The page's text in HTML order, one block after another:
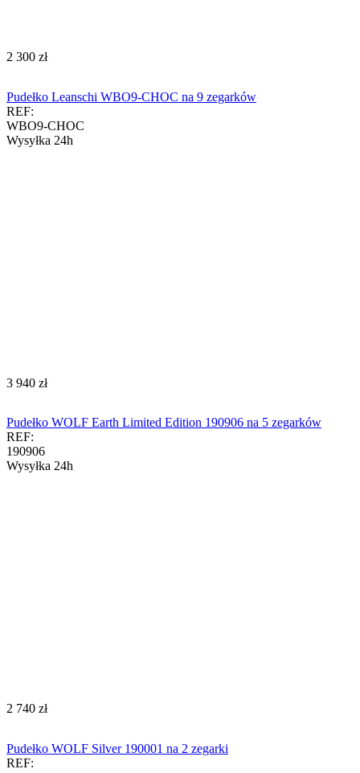
‍2 300‍ zł
Pudełko Leanschi WBO9-CHOC na 9 zegarków
REF:
WBO9-CHOC
Wysyłka 24h
‍3 940‍ zł
Pudełko WOLF Earth Limited Edition 190906 na 5 zegarków
REF:
190906
Wysyłka 24h
‍2 740‍ zł
Pudełko WOLF Silver 190001 na 2 zegarki
REF: